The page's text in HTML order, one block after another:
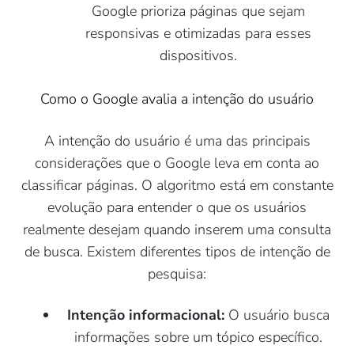
Google prioriza páginas que sejam
responsivas e otimizadas para esses
dispositivos.
Como o Google avalia a intenção do usuário
A intenção do usuário é uma das principais
considerações que o Google leva em conta ao
classificar páginas. O algoritmo está em constante
evolução para entender o que os usuários
realmente desejam quando inserem uma consulta
de busca. Existem diferentes tipos de intenção de
pesquisa:
Intenção informacional: O usuário busca
informações sobre um tópico específico.